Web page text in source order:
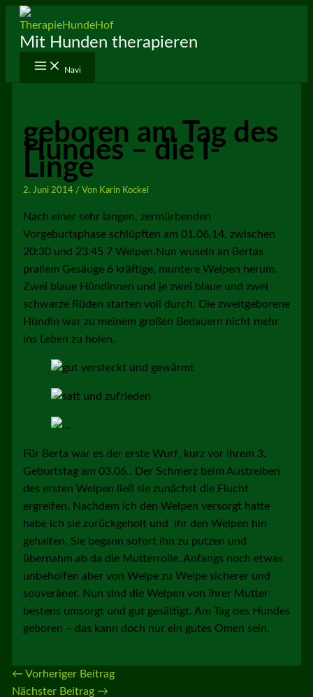
Zum
Inhalt
springen
Mit Hunden therapieren
Navi
geboren am Tag des
Hundes – die I-
Linge
2. Juni 2014 / Von Karin Kockel
Nach einer sehr langen, zermürbenden
Vorgeburtsphase schlüpften am 01.06.14, zwischen
20:30 und 23:45 7 Welpen.Nun wuseln an Bertas
prallem Gesäuge 6 kräftige, muntere Welpen herum.
Zwei blaue Hündinnen und je zwei blaue und zwei
schwarze Rüden starten voll durch. Die zweitgeborene
Hündin war zu meinem großen Bedauern nicht mehr
ins Leben zu holen.
Für Berta war es der erste Wurf, kurz vor ihrem 3.
Geburtstag am 03.06.. Der Schmerz beim Austreiben
des ersten Welpen ließ sie zunächst die Flucht
ergreifen. Nachdem ich den Welpen versorgt hatte
habe ich sie zurückgeholt und ihr den Welpen hin
gehalten. Sie begann sofort ihn zu putzen und
übernahm ab da die Mutterrolle. Anfangs noch etwas
unbeholfen aber von Welpe zu Welpe sicherer und
souveräner. Nun sind die Welpen von ihrer Mutter
bestens umsorgt und gut gesättigt. Am Tag des Hundes
geboren – das kann doch nur ein gutes Omen sein.
← Vorheriger Beitrag
Nächster Beitrag →